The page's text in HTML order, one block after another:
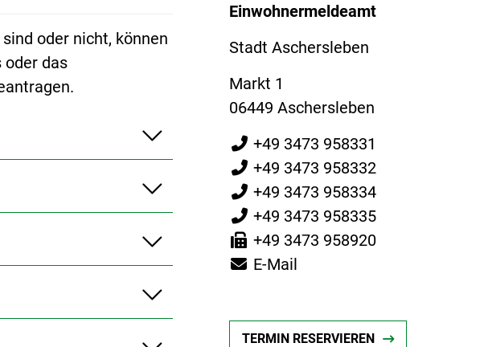
oder nicht, können
oder das
Einwohnermeldeamt
Stadt Aschersleben
Markt 1
06449 Aschersleben
+49 3473 958331
+49 3473 958332
+49 3473 958334
+49 3473 958335
+49 3473 958920
E-Mail
TERMIN RESERVIEREN